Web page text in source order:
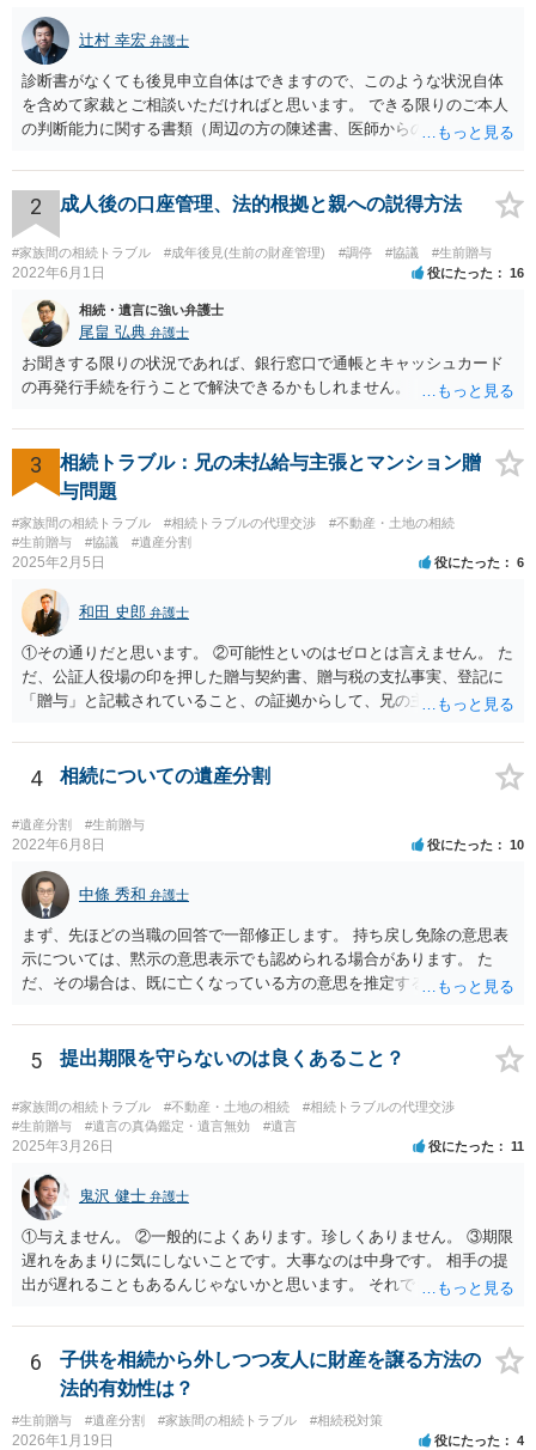
辻村 幸宏 弁護士
診断書がなくても後見申立自体はできますので、このような状況自体
を含めて家裁とご相談いただければと思います。 できる限りのご本人
の判断能力に関する書類（周辺の方の陳述書、医師からの聴取書等）
をしていただければそこから先は進むのではないかと存じます。 ま
た、Aさんの意向を酌みすぎるあまりに後見申立ができない状況にして
いる施設の問題もありますので、当該地域の地域包括支援センターに
ご相談されるのもひとつの方法です。
2 成人後の口座管理、法的根拠と親への説得方法
#家族間の相続トラブル #成年後見(生前の財産管理) #調停 #協議 #生前贈与
2022年6月1日 役にたった 16
相続・遺言に強い弁護士
尾畠 弘典 弁護士
お聞きする限りの状況であれば、銀行窓口で通帳とキャッシュカード
の再発行手続を行うことで解決できるかもしれません。
3
相続トラブル：兄の未払給与主張とマンション贈
与問題
#家族間の相続トラブル #相続トラブルの代理交渉
#不動産・土地の相続
#生前贈与
#協議 #遺産分割
2025年2月5日 役にたった 6
和田 史郎 弁護士
①その通りだと思います。 ②可能性といのはゼロとは言えません。 た
だ、公証人役場の印を押した贈与契約書、贈与税の支払事実、登記に
「贈与」と記載されていること、の証拠からして、兄の主張は通らな
わなければ、遺産分割調停を申し立てて進めるのがベターのような気
がしますね。
4 相続についての遺産分割
#遺産分割 #生前贈与
2022年6月8日 役にたった 10
中條 秀和 弁護士
まず、先ほどの当職の回答で一部修正します。 持ち戻し免除の意思表
示については、黙示の意思表示でも認められる場合があります。 た
だ、その場合は、既に亡くなっている方の意思を推定することになり
持ち戻し免除の意思表示は書面で明確にしておいていただくべきとい
う結論は変わりません。 誤解を与えるような回答でした。失礼しまし
た。 文言については、「〇〇に対する生前贈与による特別受益の持ち
戻しをすべて免除する」というのがオーソドックスなものですが、ご
心配ならば、弁護士のところに行って、特別受益となりそうな贈与に
ついて説明した上で、適切な文言についてご相談してみてはいかがで
しょうか。
5 提出期限を守らないのは良くあること？
#家族間の相続トラブル #不動産・土地の相続
#相続トラブルの代理交渉
#生前贈与
#遺言の真偽鑑定・遺言無効 #遺言
2025年3月26日 役にたった 11
鬼沢 健士 弁護士
①与えません。 ②一般的によくあります。珍しくありません。 ③期限
遅れをあまりに気にしないことです。大事なのは中身です。 相手の提
出が遅れることもあるんじゃないかと思います。 それでもあなた有利
6
子供を相続から外しつつ友人に財産を譲る方法の
法的有効性は？
#生前贈与 #遺産分割 #家族間の相続トラブル #相続税対策
2026年1月19日 役にたった 4